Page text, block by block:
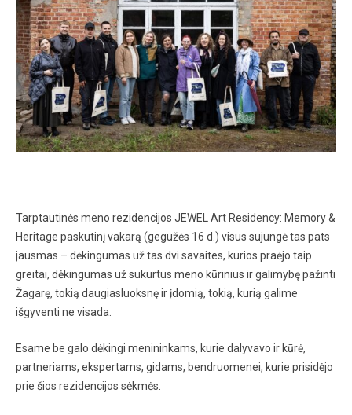
Tarptautinės meno rezidencijos JEWEL Art Residency: Memory &
Heritage paskutinį vakarą (gegužės 16 d.) visus sujungė tas pats
jausmas – dėkingumas už tas dvi savaites, kurios praėjo taip
greitai, dėkingumas už sukurtus meno kūrinius ir galimybę pažinti
Žagarę, tokią daugiasluoksnę ir įdomią, tokią, kurią galime
išgyventi ne visada.
Esame be galo dėkingi menininkams, kurie dalyvavo ir kūrė,
partneriams, ekspertams, gidams, bendruomenei, kurie prisidėjo
prie šios rezidencijos sėkmės.